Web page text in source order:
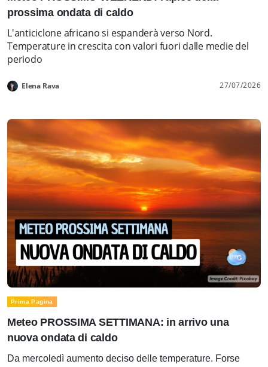
prossima ondata di caldo
L'anticiclone africano si espanderà verso Nord.
Temperature in crescita con valori fuori dalle medie del
periodo
Elena Rava 27/07/2026
Prima Pagina
Meteo PROSSIMA SETTIMANA: in arrivo una
nuova ondata di caldo
Da mercoledì aumento deciso delle temperature. Forse